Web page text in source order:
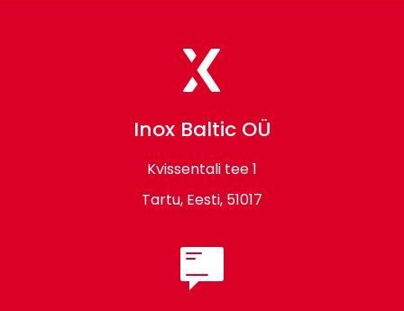
informationInox Baltic OÜ
Kvissentali tee 1
Tartu, Eesti, 51017